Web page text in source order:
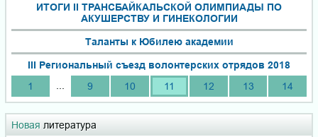
ИТОГИ II ТРАНСБАЙКАЛЬСКОЙ ОЛИМПИАДЫ ПО
АКУШЕРСТВУ И ГИНЕКОЛОГИИ
Таланты к Юбилею академии
III Региональный съезд волонтерских отрядов 2018
1
9 10 11 12 13 14
Новая литература